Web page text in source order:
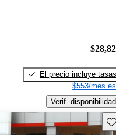
El precio incluye tasas
$553/mes
Verif. disponibilidad